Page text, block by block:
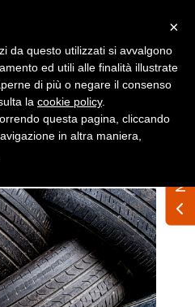
Accedi×
da questo utilizzati si avvalgono
ed utili alle finalità illustrate
di più o negare il consenso
la cookie policy.
questa pagina, cliccando
in altra maniera,